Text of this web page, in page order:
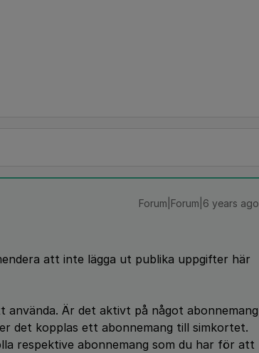
Forum|Forum|6 years ago
att inte lägga ut publika uppgifter här
Är det aktivt på något abonnemang
det kopplas ett abonnemang till simkortet.
respektive abonnemang som du har för att